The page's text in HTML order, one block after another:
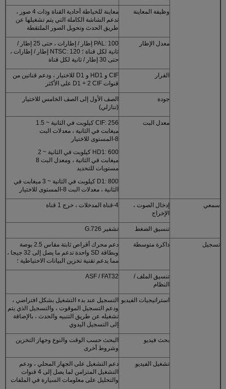
وظيفة المعاينة
معاينة للخياطة أحادية القناة وذات 4 صور ،
تدعم الشاشة الكاملة التي يتم تشغيلها عن
طريق الحدث وتحويل الصور الملتقطة
معدل الإطار
PAL: 100 إطار / إطارات ، حتى 25 إطار /
ثانية لكل قناة ؛ NTSC: 120 إطار / إطارات ،
حتى 30 إطار / ثانية لكل قناة
القرار
CIF و HD1 و D1 للاختيار ، ودعم قناتين من
قنوات D1 + 2 CIF على الأكثر
جودة
الصف الأول إلى الصف الخامس للاختيار
(تنازلي)
معدل البت
CIF: 256 كيلوبت في الثانية ~ 1.5
ميغابت في الثانية ، معدلات البت
8-المستوى للاختيار
HD1: 600 كيلوبت في الثانية ~ 2
ميغابت في الثانية ، ومعدل البت 8
مستويات للتحديد
D1: 800 كيلوبت في الثانية ~ 3 ميغابت في
الثانية ، معدلات البت 8-المستوى للاختيار
سمعي
إدخال الصوت ،
الإخراج
4-قناة المدخلات ، خرج 1 قناة
تنسيق الضغط تشفير G.726
تسجيل ذاكرة متوسطة
دعم محرك أقراص ثابتة مقاس 2.5 بوصة
وبطاقة SD واحدة تدعم ما يصل إلى 32 جيجا ،
مما يدعم تقنية تخزين البيانات الاحتياطية ؛
تنسيق الملف /
النظام
ASF / FAT32
استراتيجيات الفيديو التسجيل عند بدء التشغيل بشكل افتراضي ،
ودعم التسجيل الموقوت ، والتسجيل الذي يتم
تشغيله عن طريق التنبيه والحدث ، بالإضافة
إلى التسجيل اليدوي
بحث فيديو
البحث حسب الوقت والنوع وجهاز التخزين
وشروط أخرى
تشغيل الفيديو
دعم التشغيل على الجهاز المحلي ، ودعم
التشغيل المتزامن لما يصل إلى 4 قنوات
والتحليل على معلومات السيارة في الملفات